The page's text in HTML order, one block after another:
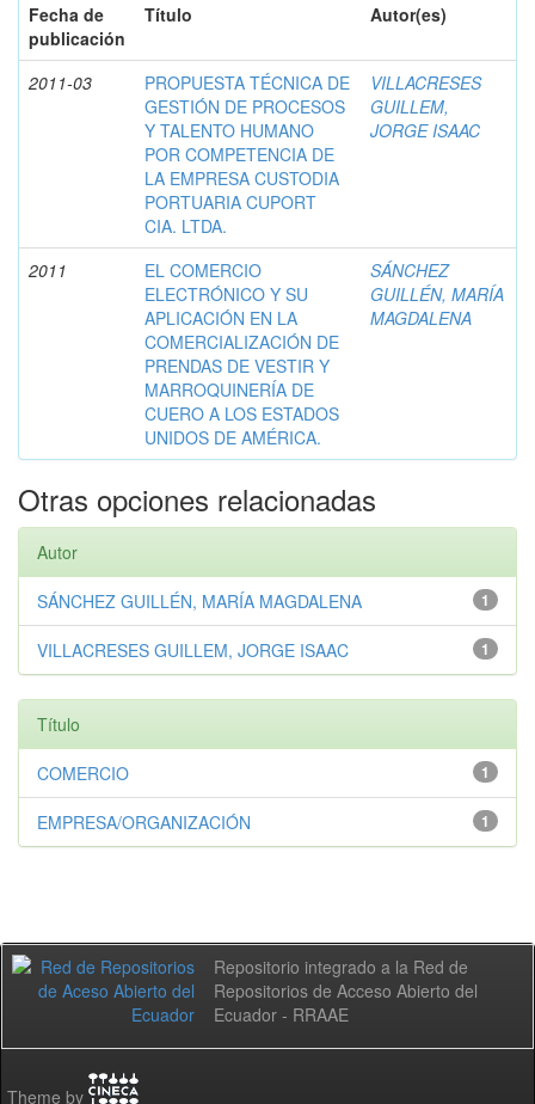
Fecha de
publicación
Título Autor(es)
2011-03
PROPUESTA TÉCNICA DE
GESTIÓN DE PROCESOS
Y TALENTO HUMANO
POR COMPETENCIA DE
LA EMPRESA CUSTODIA
PORTUARIA CUPORT
CIA. LTDA.
VILLACRESES
GUILLEM,
JORGE ISAAC
2011
EL COMERCIO
ELECTRÓNICO Y SU
APLICACIÓN EN LA
COMERCIALIZACIÓN DE
PRENDAS DE VESTIR Y
MARROQUINERÍA DE
CUERO A LOS ESTADOS
UNIDOS DE AMÉRICA.
SÁNCHEZ
GUILLÉN, MARÍA
MAGDALENA
Otras opciones relacionadas
Autor
1
SÁNCHEZ GUILLÉN, MARÍA MAGDALENA
1
VILLACRESES GUILLEM, JORGE ISAAC
Título
1
COMERCIO
1
EMPRESA/ORGANIZACIÓN
Repositorio integrado a la Red de
Repositorios de Acceso Abierto del
Ecuador - RRAAE
Theme by